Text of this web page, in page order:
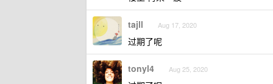
tajll Aug 17, 2020
过期了呢
tonyl4 Aug 25, 2020